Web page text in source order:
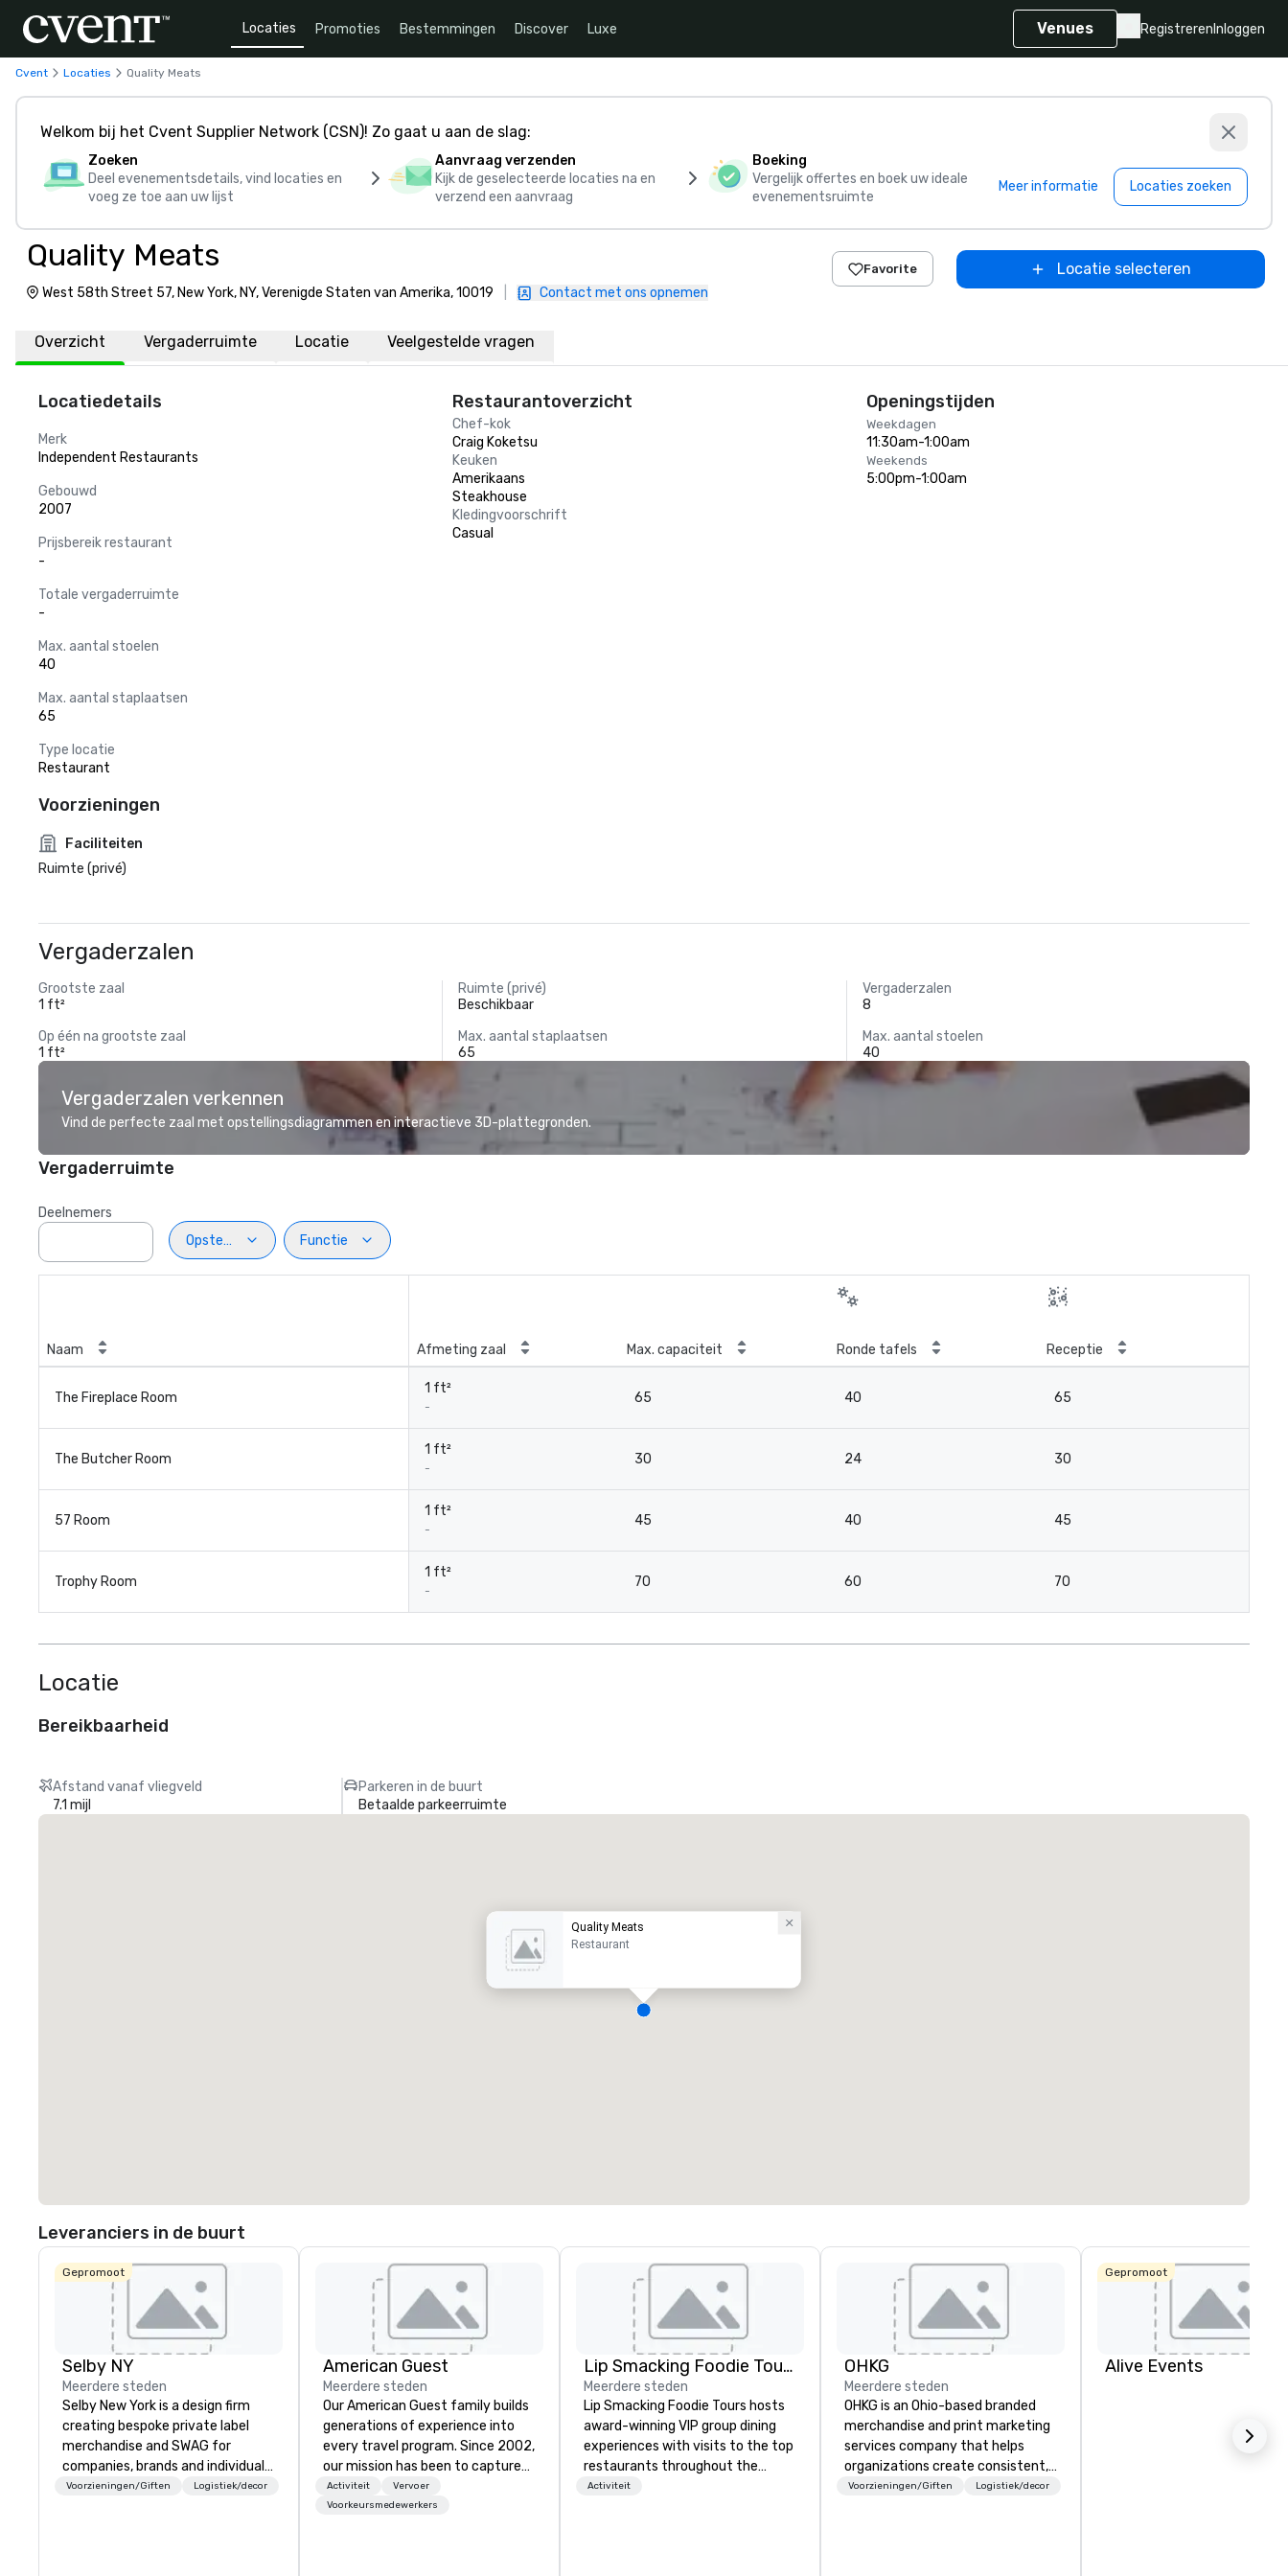
Locaties Promoties Bestemmingen Discover Luxe Venues Registreren Inloggen
Cvent Locaties Quality Meats
Welkom bij het Cvent Supplier Network (CSN)! Zo gaat u aan de slag:
Zoeken
Deel evenementsdetails, vind locaties en
voeg ze toe aan uw lijst
Aanvraag verzenden
Kijk de geselecteerde locaties na en
verzend een aanvraag
Boeking
Vergelijk offertes en boek uw ideale
evenementsruimte
Meer informatie Locaties zoeken
Quality Meats
West 58th Street 57, New York, NY, Verenigde Staten van Amerika, 10019 Contact met ons opnemen
Favorite Locatie selecteren
Overzicht Vergaderruimte Locatie Veelgestelde vragen
Locatiedetails
Merk
Independent Restaurants
Gebouwd
2007
Prijsbereik restaurant
-
Totale vergaderruimte
-
Max. aantal stoelen
40
Max. aantal staplaatsen
65
Type locatie
Restaurant
Restaurantoverzicht
Chef-kok
Craig Koketsu
Keuken
Amerikaans
Steakhouse
Kledingvoorschrift
Casual
Openingstijden
Weekdagen
11:30am-1:00am
Weekends
5:00pm-1:00am
Voorzieningen
Faciliteiten
Ruimte (privé)
Vergaderzalen
Grootste zaal
1 ft²
Ruimte (privé)
Beschikbaar
Vergaderzalen
8
Op één na grootste zaal
1 ft²
Max. aantal staplaatsen
65
Max. aantal stoelen
40
Vergaderzalen verkennen
Vind de perfecte zaal met opstellingsdiagrammen en interactieve 3D-plattegronden.
Vergaderruimte
Deelnemers
Opstelling
Functie
Naam Afmeting zaal Max. capaciteit Ronde tafels Receptie
The Fireplace Room
1 ft²
-
65 40 65
The Butcher Room
1 ft²
-
30 24 30
57 Room
1 ft²
-
45 40 45
Trophy Room
1 ft²
-
70 60 70
Locatie
Bereikbaarheid
Afstand vanaf vliegveld
7.1 mijl
Parkeren in de buurt
Betaalde parkeerruimte
Quality Meats
Restaurant
Leveranciers in de buurt
Gepromoot
Selby NY
Meerdere steden
Selby New York is a design firm
creating bespoke private label
merchandise and SWAG for
companies, brands and individuals!
We can create anything from fully
Voorzieningen/Giften Logistiek/decor
American Guest
Meerdere steden
Our American Guest family builds
generations of experience into
every travel program. Since 2002,
our mission has been to capture
the imagination of your corporate
guests with tailored incentives,
Activiteit
Vervoer
Voorkeursmedewerkers
Lip Smacking Foodie Tours
Meerdere steden
Lip Smacking Foodie Tours hosts
award-winning VIP group dining
experiences with visits to the top
restaurants throughout the
United States. Choose either a
Activiteit
OHKG
Meerdere steden
OHKG is an Ohio-based branded
merchandise and print marketing
services company that helps
organizations create consistent,
high-quality brand experiences at
Voorzieningen/Giften Logistiek/decor
Gepromoot
Alive Events